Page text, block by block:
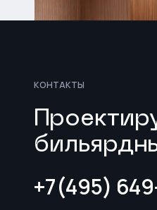
КОНТАКТЫ
+7(495)